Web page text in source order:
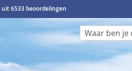
uit 6533 beoordelingen
Zoek